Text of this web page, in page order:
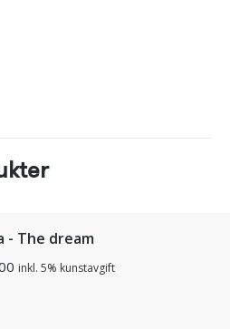
- The dream
inkl. 5% kunstavgift